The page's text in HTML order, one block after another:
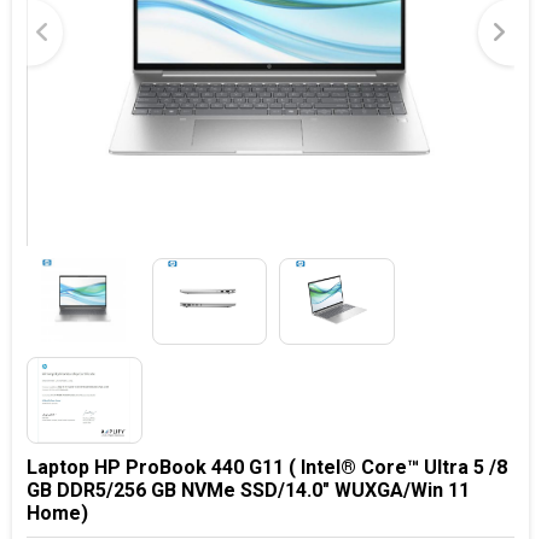
Laptop HP ProBook 440 G11 ( Intel® Core™ Ultra 5 /8
GB DDR5/256 GB NVMe SSD/14.0" WUXGA/Win 11
Home)